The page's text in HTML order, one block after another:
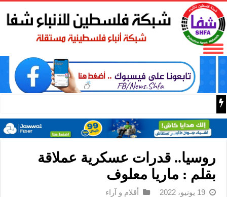
روسيا.. قدرات عسكرية عملاقة
بقلم : ماريا معلوف
19 يونيو، 2022 أقلام و آراء